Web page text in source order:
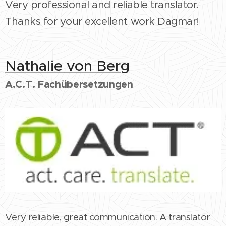
Very professional and reliable translator.
Thanks for your excellent work Dagmar!
Nathalie von Berg
A.C.T. Fachübersetzungen
Very reliable, great communication. A translator